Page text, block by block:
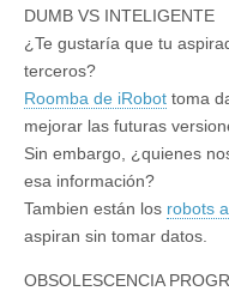
DUMB VS INTELIGENTE
¿Te gustaría que tu
terceros?
Roomba de iRobot toma
mejorar las futuras
Sin embargo, ¿quienes
esa información?
Tambien están los robots
aspiran sin tomar datos.
OBSOLESCENCIA